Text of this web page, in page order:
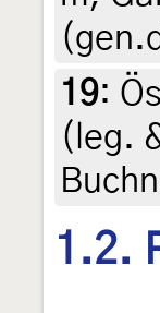
19:
(leg.
1.2.